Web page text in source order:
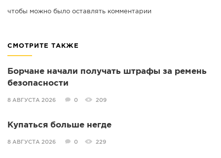
чтобы можно было оставлять комментарии
СМОТРИТЕ ТАКЖЕ
Борчане начали получать штрафы за ремень
безопасности
8 АВГУСТА 2026 0 209
Купаться больше негде
8 АВГУСТА 2026 0 229